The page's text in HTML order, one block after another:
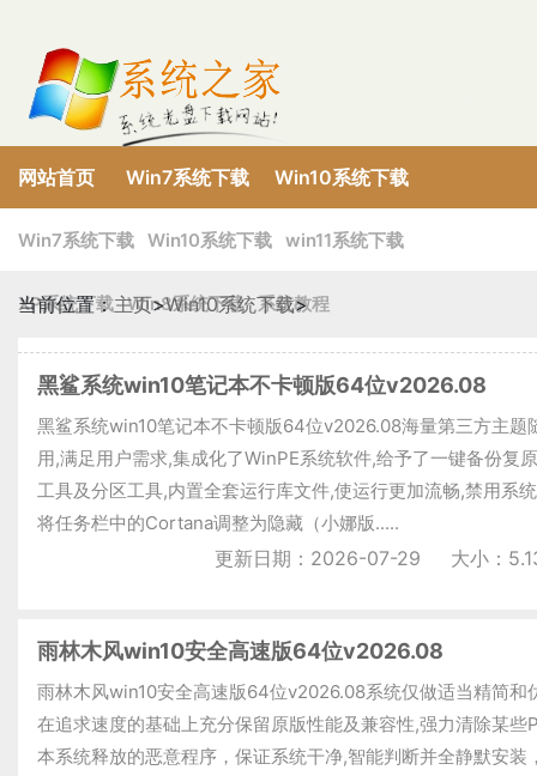
网站首页 Win7系统下载 Win10系统下载
XP系统下载 Win8系统下载 win11系统下载
Win7系统下载 Win10系统下载 win11系统下载
XP系统下载 Win8系统下载 系统教程
当前位置：主页>Win10系统下载>
黑鲨系统win10笔记本不卡顿版64位v2026.08
黑鲨系统win10笔记本不卡顿版64位v2026.08海量第三方主题
用,满足用户需求,集成化了WinPE系统软件,给予了一键备份复
工具及分区工具,内置全套运行库文件,使运行更加流畅,禁用系
将任务栏中的Cortana调整为隐藏（小娜版.....
更新日期：2026-07-29 大小：
雨林木风win10安全高速版64位v2026.08
雨林木风win10安全高速版64位v2026.08系统仅做适当精简和
在追求速度的基础上充分保留原版性能及兼容性,强力清除某些
本系统释放的恶意程序，保证系统干净,智能判断并全静默安装